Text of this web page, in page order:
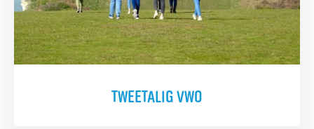
TWEETALIG VWO